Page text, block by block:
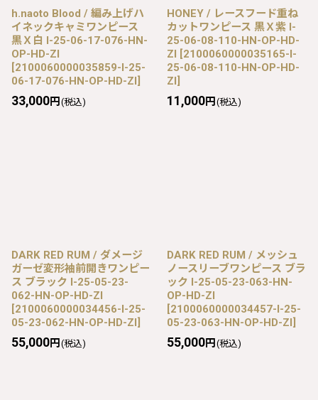
h.naoto Blood / 編み上げハ
イネックキャミワンピース
黒Ｘ白 I-25-06-17-076-HN-
OP-HD-ZI
[2100060000035859-I-25-
06-17-076-HN-OP-HD-ZI]
33,000円 (税込)
HONEY / レースフード重ね
カットワンピース 黒Ｘ紫 I-
25-06-08-110-HN-OP-HD-
ZI [2100060000035165-I-
25-06-08-110-HN-OP-HD-
ZI]
11,000円 (税込)
DARK RED RUM / ダメージ
ガーゼ変形袖前開きワンピー
ス ブラック I-25-05-23-
062-HN-OP-HD-ZI
[2100060000034456-I-25-
05-23-062-HN-OP-HD-ZI]
55,000円 (税込)
DARK RED RUM / メッシュ
ノースリーブワンピース ブラ
ック I-25-05-23-063-HN-
OP-HD-ZI
[2100060000034457-I-25-
05-23-063-HN-OP-HD-ZI]
55,000円 (税込)